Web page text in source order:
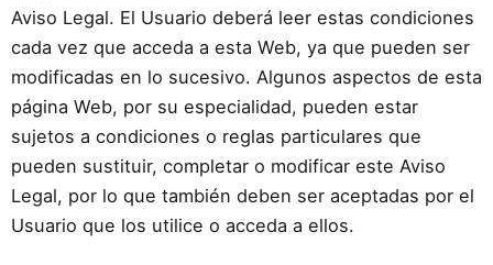
Aviso Legal. El Usuario deberá leer estas condiciones
cada vez que acceda a esta Web, ya que pueden ser
modificadas en lo sucesivo. Algunos aspectos de esta
página Web, por su especialidad, pueden estar
sujetos a condiciones o reglas particulares que
pueden sustituir, completar o modificar este Aviso
Legal, por lo que también deben ser aceptadas por el
Usuario que los utilice o acceda a ellos.